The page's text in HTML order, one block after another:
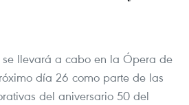
se llevará a cabo en la Ópera de
día 26 como parte de las
del aniversario 50 del